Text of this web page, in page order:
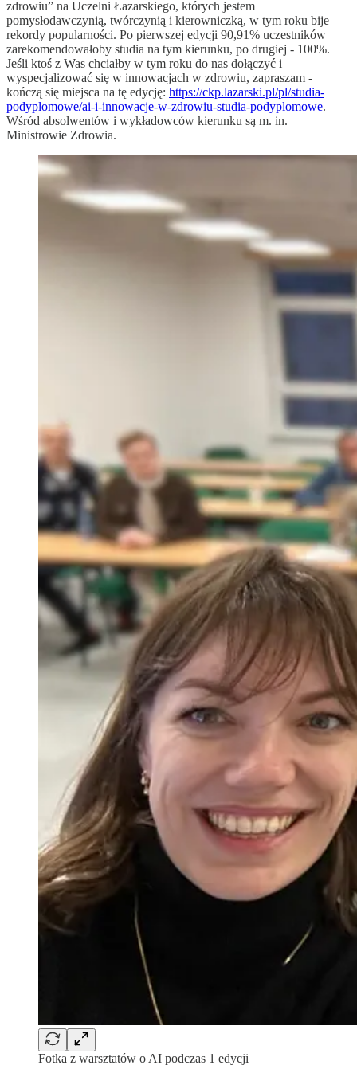
zdrowiu” na Uczelni Łazarskiego, których jestem
pomysłodawczynią, twórczynią i kierowniczką, w tym roku bije
rekordy popularności. Po pierwszej edycji 90,91% uczestników
zarekomendowałoby studia na tym kierunku, po drugiej - 100%.
Jeśli ktoś z Was chciałby w tym roku do nas dołączyć i
wyspecjalizować się w innowacjach w zdrowiu, zapraszam -
kończą się miejsca na tę edycję: https://ckp.lazarski.pl/pl/studia-
podyplomowe/ai-i-innowacje-w-zdrowiu-studia-podyplomowe.
Wśród absolwentów i wykładowców kierunku są m. in.
Ministrowie Zdrowia.
Fotka z warsztatów o AI podczas 1 edycji